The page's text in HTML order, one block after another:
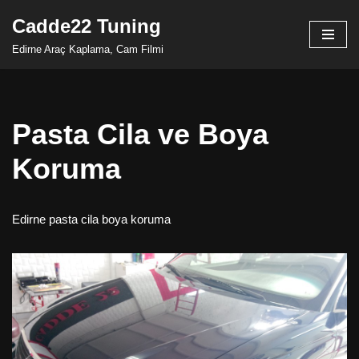
İçeriğe
Cadde22 Tuning
Edirne Araç Kaplama, Cam Filmi
Pasta Cila ve Boya
Koruma
Edirne pasta cila boya koruma